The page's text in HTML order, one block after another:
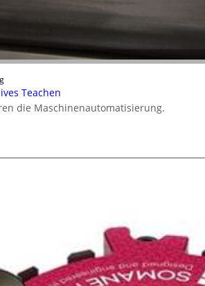
Teachen
die Maschinenautomatisierung.